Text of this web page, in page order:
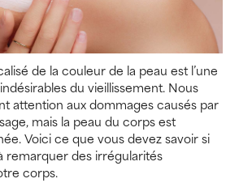
de la couleur de la peau est l’une
du vieillissement. Nous
attention aux dommages causés par
mais la peau du corps est
Voici ce que vous devez savoir si
remarquer des irrégularités
corps.